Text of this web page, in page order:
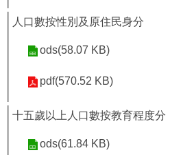
人口數按性別及原住民身分
ods(58.07 KB)
pdf(570.52 KB)
十五歲以上人口數按教育程度分
ods(61.84 KB)